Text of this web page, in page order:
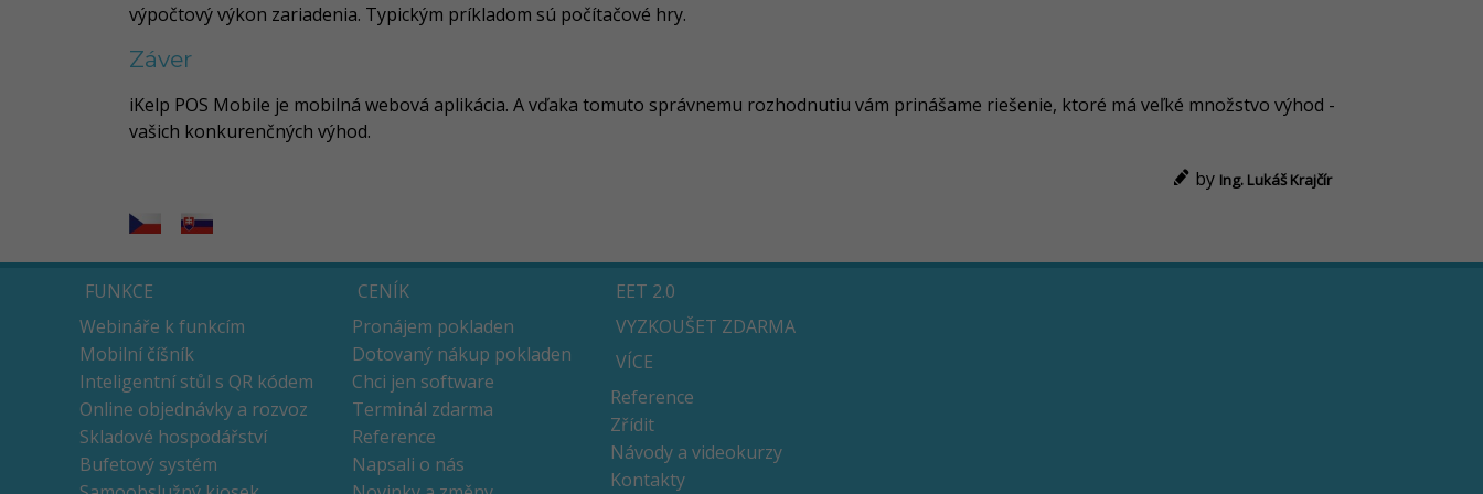
výpočtový výkon zariadenia. Typickým príkladom sú počítačové hry.
Záver
iKelp POS Mobile je mobilná webová aplikácia. A vďaka tomuto správnemu rozhodnutiu vám prinášame riešenie, ktoré má veľké množstvo výhod -
vašich konkurenčných výhod.
by Ing. Lukáš Krajčír
FUNKCE
Webináře k funkcím
Mobilní číšník
Inteligentní stůl s QR kódem
Online objednávky a rozvoz
Skladové hospodářství
Bufetový systém
CENÍK
Pronájem pokladen
Dotovaný nákup pokladen
Chci jen software
Terminál zdarma
Reference
Napsali o nás
EET 2.0
VYZKOUŠET ZDARMA
VÍCE
Reference
Zřídit
Návody a videokurzy
Kontakty